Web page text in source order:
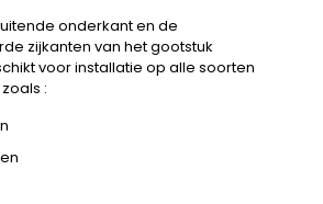
onderkant en de
zijkanten van het gootstuk
voor installatie op alle soorten
: